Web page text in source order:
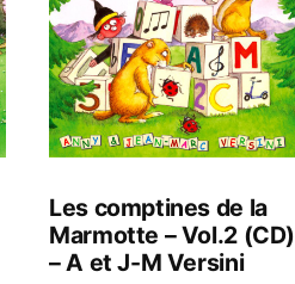
Les comptines de la
Marmotte – Vol.2 (CD)
– A et J-M Versini